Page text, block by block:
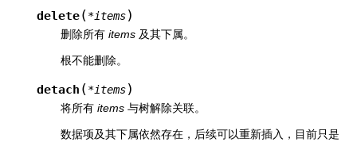
delete(*items)
删除所有 items 及其下属。
根不能删除。
detach (*items)
将所有 items 与树解除关联。
数据项及其下属依然存在，后续可以重新插入，目前只是